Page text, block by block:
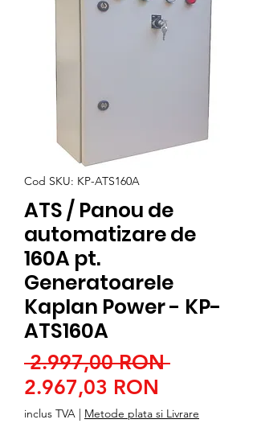
Cod SKU: KP-ATS160A
ATS / Panou de
automatizare de
160A pt.
Generatoarele
Kaplan Power - KP-
ATS160A
2.997,00 RON Preț
2.967,03 RON
redus
inclus TVA | Metode plata si Livrare